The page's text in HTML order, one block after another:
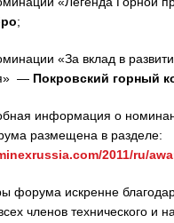
;
«За вклад в
— Покровский горный
информация о
размещена в разделе:
2011/ru/
форума искренне
членов технического и